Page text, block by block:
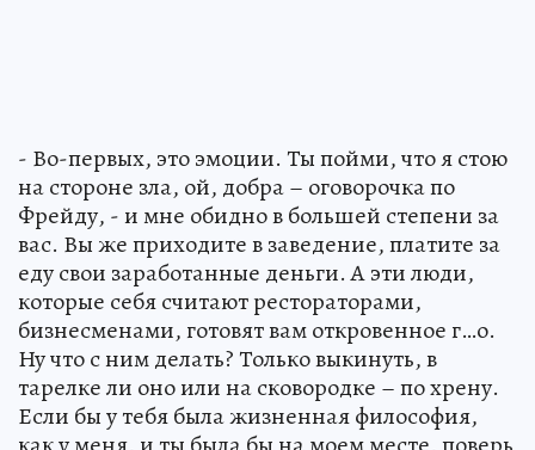
- Во-первых, это эмоции. Ты пойми, что я стою
на стороне зла, ой, добра – оговорочка по
Фрейду, - и мне обидно в большей степени за
вас. Вы же приходите в заведение, платите за
еду свои заработанные деньги. А эти люди,
которые себя считают рестораторами,
бизнесменами, готовят вам откровенное г…о.
Ну что с ним делать? Только выкинуть, в
тарелке ли оно или на сковородке – по хрену.
Если бы у тебя была жизненная философия,